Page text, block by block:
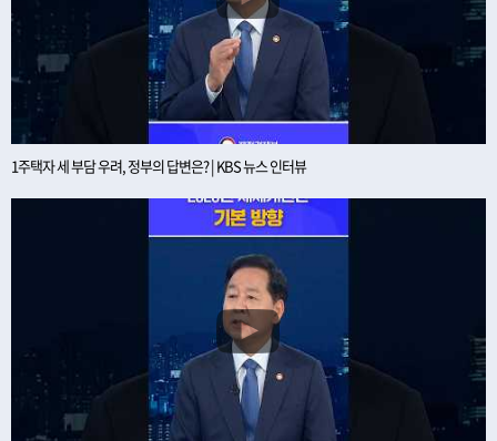
1주택자 세 부담 우려, 정부의 답변은? | KBS 뉴스 인터뷰